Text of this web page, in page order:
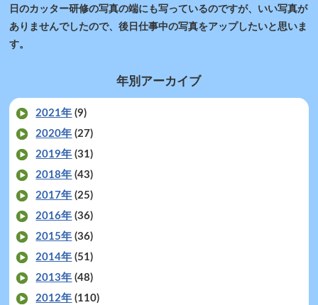
日のカッター研修の写真の端にも写っているのですが、いい写真が
ありませんでしたので、後日仕事中の写真をアップしたいと思いま
す。
年別アーカイブ
2021年 (9)
2020年 (27)
2019年 (31)
2018年 (43)
2017年 (25)
2016年 (36)
2015年 (36)
2014年 (51)
2013年 (48)
2012年 (110)